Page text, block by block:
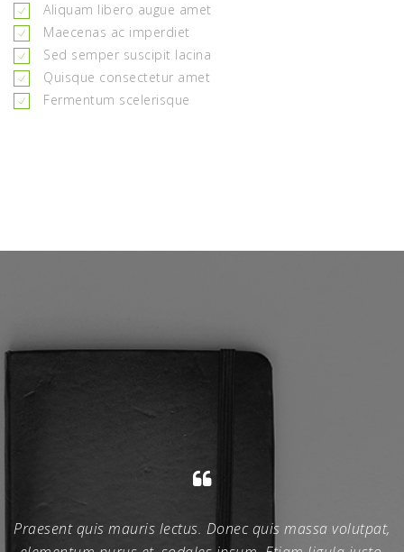
Aliquam libero augue amet
Maecenas ac imperdiet
Sed semper suscipit lacina
Quisque consectetur amet
Fermentum scelerisque
Praesent quis mauris lectus. Donec quis massa volutpat,